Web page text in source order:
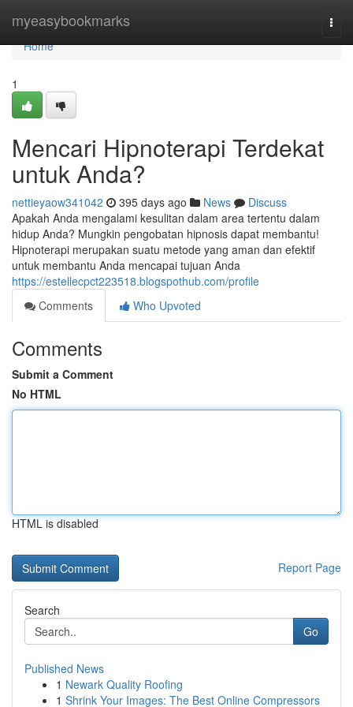
myeasybookmarks
Home
Home
1
Mencari Hipnoterapi Terdekat
untuk Anda?
nettieyaow341042 395 days ago News
Discuss
Apakah Anda mengalami kesulitan dalam area tertentu dalam
hidup Anda? Mungkin pengobatan hipnosis dapat membantu!
Hipnoterapi merupakan suatu metode yang aman dan efektif
untuk membantu Anda mencapai tujuan Anda
https://estellecpct223518.blogspothub.com/profile
Comments
Who Upvoted
Comments
Submit a Comment
No HTML
HTML is disabled
Report Page
Search
Go
Published News
1 Newark Quality Roofing
1 Shrink Your Images: The Best Online Compressors